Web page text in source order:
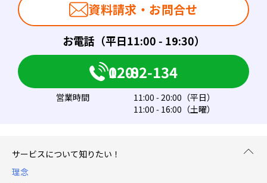
お電話（平日11:00 - 19:30）
0120-082-134
営業時間
11:00 - 20:00（平日）
11:00 - 16:00（土曜）
資料請求・お問合せ
サービスについて知りたい！
理念